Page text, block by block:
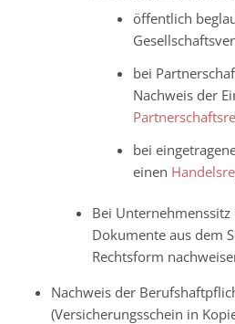
öffentlich
bei
Nachweis der
bei
einen
Bei Unternehmenssitz
Dokumente aus dem
Rechtsform
Nachweis der
(Versicherungsschein in